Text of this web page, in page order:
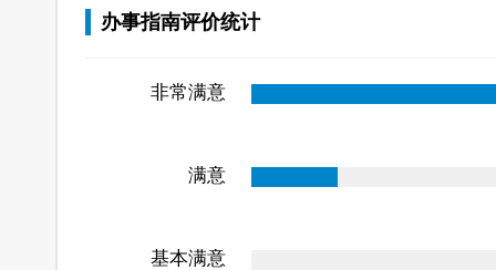
办事指南评价统计
非常满意
满意
基本满意